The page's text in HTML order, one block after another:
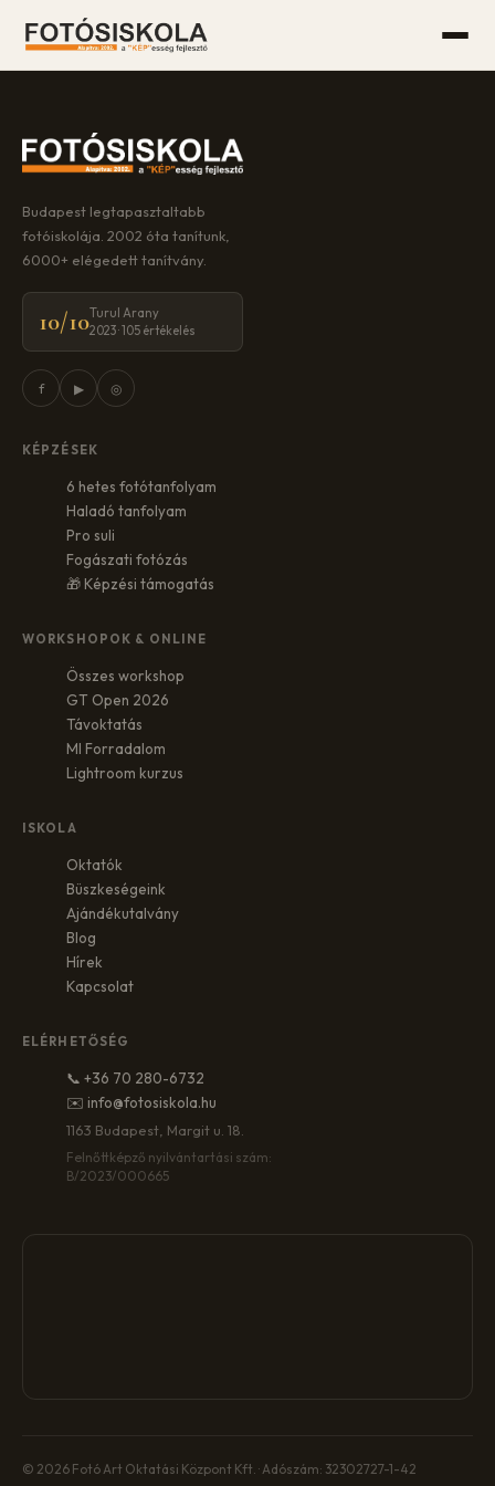
Budapest legtapasztaltabb
fotóiskolája. 2002 óta tanítunk,
6000+ elégedett tanítvány.
10/10Turul Arany
2023 · 105 értékelés
f ▶ ◎
KÉPZÉSEK
6 hetes fotótanfolyam
Haladó tanfolyam
Pro suli
Fogászati fotózás
🎁 Képzési támogatás
WORKSHOPOK & ONLINE
Összes workshop
GT Open 2026
Távoktatás
MI Forradalom
Lightroom kurzus
ISKOLA
Oktatók
Büszkeségeink
Ajándékutalvány
Blog
Hírek
Kapcsolat
ELÉRHETŐSÉG
📞 +36 70 280-6732
✉️ info@fotosiskola.hu
1163 Budapest, Margit u. 18.
Felnőttképző nyilvántartási szám:
B/2023/000665
© 2026 Fotó Art Oktatási Központ Kft. · Adószám: 32302727-1-42